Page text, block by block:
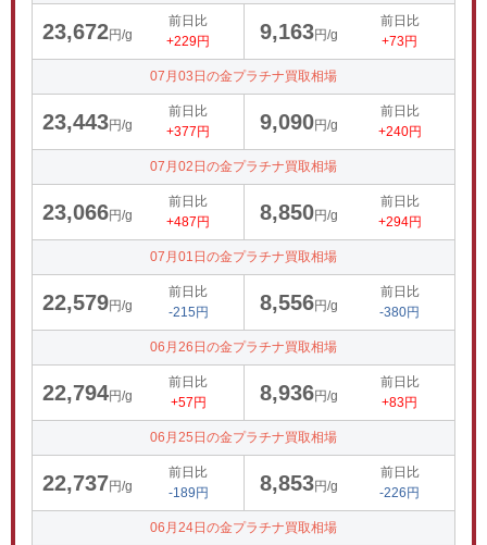
23,672円/g
前日比
+229円
9,163円/g
前日比
+73円
07月03日の金プラチナ買取相場
23,443円/g
前日比
+377円
9,090円/g
前日比
+240円
07月02日の金プラチナ買取相場
23,066円/g
前日比
+487円
8,850円/g
前日比
+294円
07月01日の金プラチナ買取相場
22,579円/g
前日比
-215円
8,556円/g
前日比
-380円
06月26日の金プラチナ買取相場
22,794円/g
前日比
+57円
8,936円/g
前日比
+83円
06月25日の金プラチナ買取相場
22,737円/g
前日比
-189円
8,853円/g
前日比
-226円
06月24日の金プラチナ買取相場